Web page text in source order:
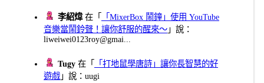
李紹煒在「
「MixerBox 鬧鐘」使用 YouTube
音樂當鬧鈴聲！讓你舒服的醒來～ 」說：
liweiwei0123roy@gmai...
Tugy 在「
「打地鼠學唐詩」讓你長智慧的好
遊戲 」說：uugi